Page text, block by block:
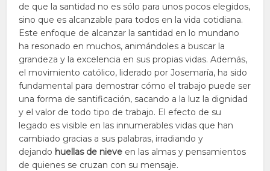
de que la santidad no es sólo para unos pocos elegidos,
sino que es alcanzable para todos en la vida cotidiana.
Este enfoque de alcanzar la santidad en lo mundano
ha resonado en muchos, animándoles a buscar la
grandeza y la excelencia en sus propias vidas. Además,
el movimiento católico, liderado por Josemaría, ha sido
fundamental para demostrar cómo el trabajo puede ser
una forma de santificación, sacando a la luz la dignidad
y el valor de todo tipo de trabajo. El efecto de su
legado es visible en las innumerables vidas que han
cambiado gracias a sus palabras, irradiando y
dejando huellas de nieve en las almas y pensamientos
de quienes se cruzan con su mensaje.